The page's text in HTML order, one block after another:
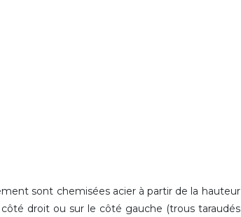
sont chemisées acier à partir de la hauteur
droit ou sur le côté gauche (trous taraudés